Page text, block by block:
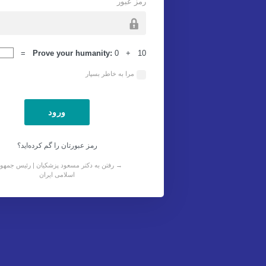
ورود Prove your humanity: 0 + 10 =
مرا به خاطر بسپار
رمز عبورتان را گم کرده‌اید؟
→ رفتن به دکتر مسعود پزشکیان | رئیس
اسلامی ایران